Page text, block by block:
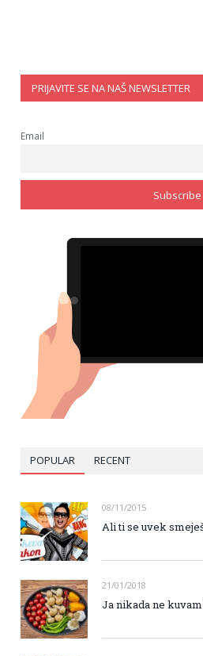
PRIJAVITE SE NA NAŠ NEWSLETTER
Email
POPULAR RECENT
08/11/2015
Ali ti se uvek
21/01/2018
Ja nikada ne